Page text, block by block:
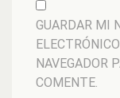
GUARDAR MI
NAVEGADOR
COMENTE.